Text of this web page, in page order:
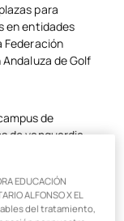
para
en entidades
Federación
de Golf
de
de vanguardia
de tus
dedicados
con
Ciudad
EDUCACIÓN
ALFONSO X EL
del tratamiento,